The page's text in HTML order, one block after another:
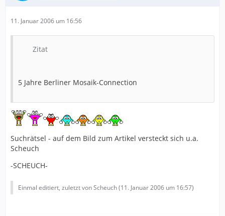
11. Januar 2006 um 16:56
Zitat
5 Jahre Berliner Mosaik-Connection
Suchrätsel - auf dem Bild zum Artikel versteckt sich u.a.
Scheuch
-SCHEUCH-
Einmal editiert, zuletzt von Scheuch (11. Januar 2006 um 16:57)